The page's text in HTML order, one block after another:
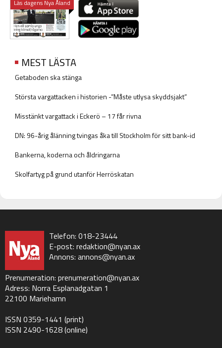
Läs dagens Nya Åland
MEST LÄSTA
Getaboden ska stänga
Största vargattacken i historien -”Måste utlysa skyddsjakt”
Misstänkt vargattack i Eckerö – 17 får rivna
DN: 96-årig ålänning tvingas åka till Stockholm för sitt bank-id
Bankerna, koderna och åldringarna
Skolfartyg på grund utanför Herröskatan
Telefon: 018-23444
E-post: redaktion@nyan.ax
Annons: annons@nyan.ax
Prenumeration: prenumeration@nyan.ax
Adress: Norra Esplanadgatan 1
22100 Mariehamn
ISSN 0359-1441 (print)
ISSN 2490-1628 (online)